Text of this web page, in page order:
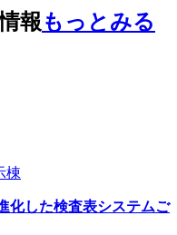
報もっとみる
棟
化した検査表システムご